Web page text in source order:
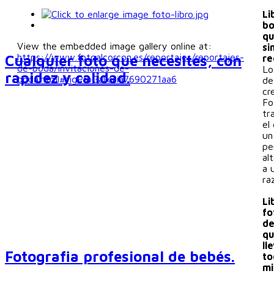
Cualquier foto que necesites, con
rapidez y calidad.
Fotografia profesional de bebés.
View the embedded image gallery online at:
https://www.fotoalcorcon.es/reportajes/reportajes-
de-boda/invitaciones-de-
boda.html#sigProGalleria7690271aa6
el
a